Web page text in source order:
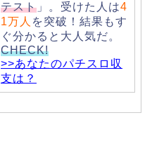
テスト 」。受けた人は4
1万人 を突破！結果もす
ぐ分かると大人気だ。
CHECK!
>>あなたのパチスロ収
支は？